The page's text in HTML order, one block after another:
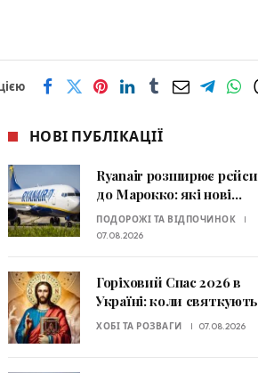
НОВІ ПУБЛІКАЦІЇ
Ryanair розширює рейси
до Марокко: які нові
маршрути відкриють
узимку 2026–2027
ПОДОРОЖІ ТА ВІДПОЧИНОК
07.08.2026
Горіховий Спас 2026 в
Україні: коли святкують
та які традиції потрібно
ХОБІ ТА РОЗВАГИ 07.08.2026